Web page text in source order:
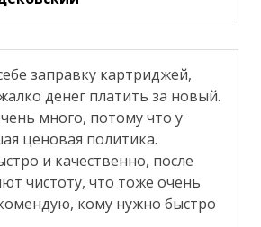
заправку картриджей,
денег платить за новый.
много, потому что у
ценовая политика.
и качественно, после
чистоту, что тоже очень
кому нужно быстро